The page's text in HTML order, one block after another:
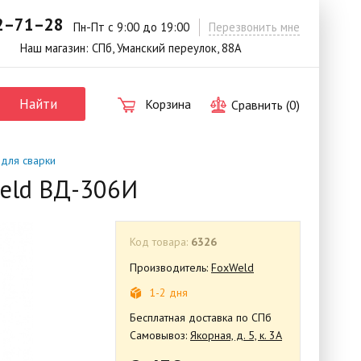
Пн-Пт с 9:00 до 19:00
Перезвонить мне
Наш магазин: СПб, Уманский переулок, 88А
Найти Корзина Сравнить (0)
сварки
ВД-306И
Код товара: 6326
Производитель: FoxWeld
1-2 дня
Бесплатная доставка по СПб
Самовывоз: Якорная, д. 5, к. 3А